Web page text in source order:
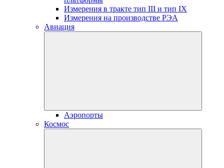
Измерения в тракте тип III и тип IX
Измерения на производстве РЭА
Авиация
Аэропорты
Космос